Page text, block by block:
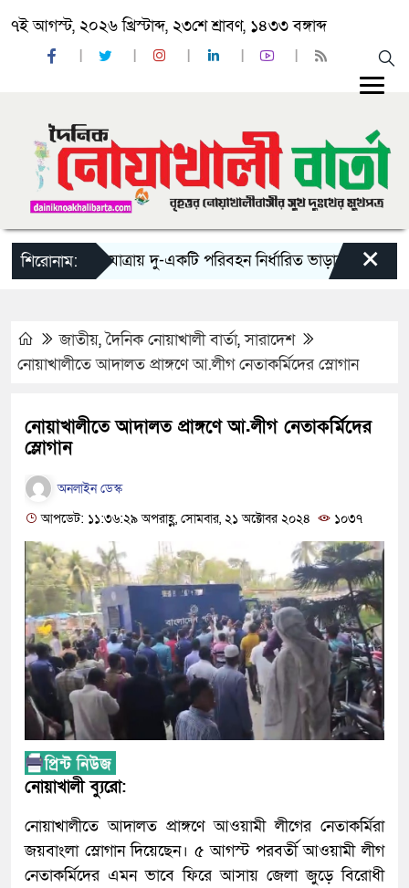
৭ই আগস্ট, ২০২৬ খ্রিস্টাব্দ, ২৩শে শ্রাবণ, ১৪৩৩ বঙ্গাব্দ
শিরোনাম:
‘ঈদ যাত্রায় দু-একটি পরিবহন নির্ধারিত ভাড়ার চেয়েও কম×
জাতীয়,দৈনিক নোয়াখালী বার্তা,সারাদেশ
নোয়াখালীতে আদালত প্রাঙ্গণে আ.লীগ নেতাকর্মিদের স্লোগান
নোয়াখালীতে আদালত প্রাঙ্গণে আ.লীগ নেতাকর্মিদের
স্লোগান
অনলাইন ডেস্ক
আপডেট: ১১:৩৬:২৯ অপরাহ্ণ, সোমবার, ২১ অক্টোবর ২০২৪
১০৩৭
নোয়াখালী ব্যুরো:
নোয়াখালীতে আদালত প্রাঙ্গণে আওয়ামী লীগের নেতাকর্মিরা
জয়বাংলা স্লোগান দিয়েছেন। ৫ আগস্ট পরবর্তী আওয়ামী লীগ
নেতাকর্মিদের এমন ভাবে ফিরে আসায় জেলা জুড়ে বিরোধী